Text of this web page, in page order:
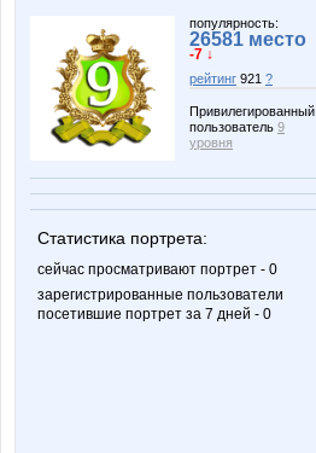
популярность:
26581 место
-7 ↓
рейтинг 921 ?
Привилегированный
пользователь 9
уровня
Статистика портрета:
сейчас просматривают портрет - 0
зарегистрированные пользователи
посетившие портрет за 7 дней - 0